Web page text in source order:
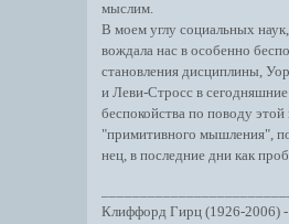
мыслим.
В моем углу социальных
вождала нас в особенно
становления дисциплины,
и Леви-Стросс в сегодняшние
беспокойства по поводу
"примитивного мышления",
нец, в последние дни как
Клиффорд Гирц (1926-2006) -